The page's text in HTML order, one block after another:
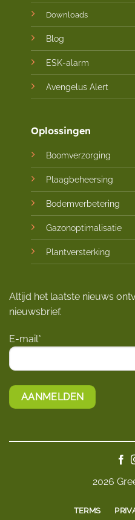
Downloads
Blog
ESK-alarm
Avengelus Alert
Oplossingen
Boomverzorging
Plaagbeheersing
Bodemverbetering
Gazonoptimalisatie
Plantversterking
Altijd het laatste nieuws
nieuwsbrief.
E-mail*
2026
TERMS